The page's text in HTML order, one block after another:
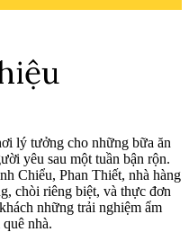
lý tưởng cho những bữa ăn
yêu sau một tuần bận rộn.
Chiểu, Phan Thiết, nhà hàng
chòi riêng biệt, và thực đơn
những trải nghiệm ẩm
nhà.